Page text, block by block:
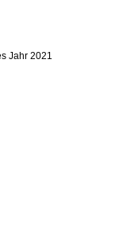
Jahr 2021